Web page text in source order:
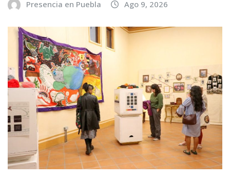
Presencia en Puebla Ago 9, 2026